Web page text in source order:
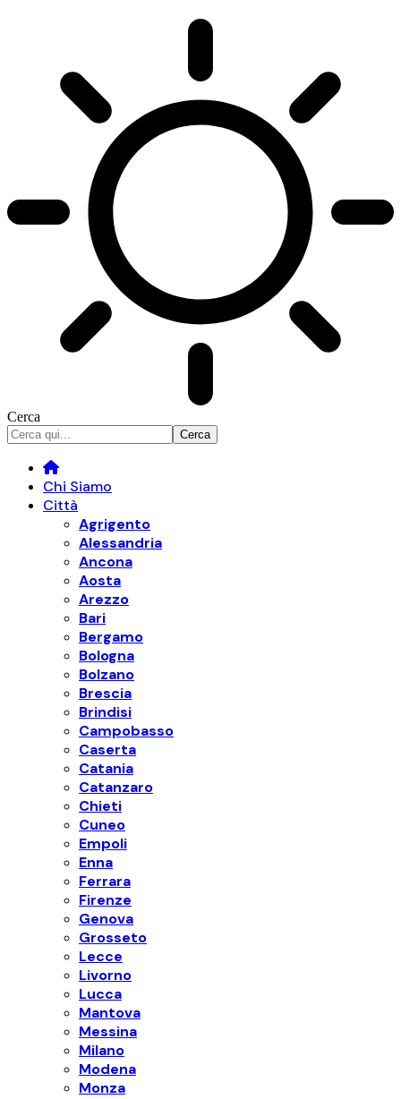
Cerca
Chi Siamo
Città
Agrigento
Alessandria
Ancona
Aosta
Arezzo
Bari
Bergamo
Bologna
Bolzano
Brescia
Brindisi
Campobasso
Caserta
Catania
Catanzaro
Chieti
Cuneo
Empoli
Enna
Ferrara
Firenze
Genova
Grosseto
Lecce
Livorno
Lucca
Mantova
Messina
Milano
Modena
Monza